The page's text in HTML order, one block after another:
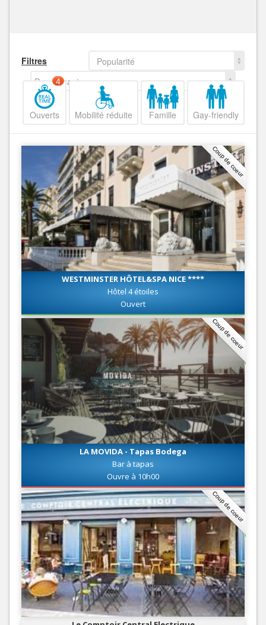
Filtres
Popularité
Decroissant
Ouverts
4
Mobilité réduite Famille Gay-friendly
Coup de coeur
WESTMINSTER HÔTEL&SPA NICE ****
Hôtel 4 étoiles
Ouvert
Coup de coeur
LA MOVIDA - Tapas Bodega
Bar à tapas
Ouvre à 10h00
Coup de coeur